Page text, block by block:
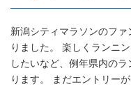
新潟シティマラソンのフ
りました。 楽しくランニ
したいなど、例年県内の
ります。 まだエントリー